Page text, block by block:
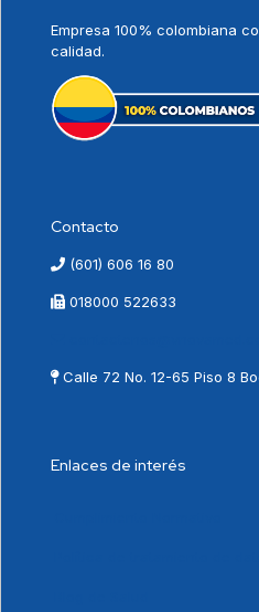
Empresa 100% colombiana
calidad.
Contacto
(601) 606 16 80
018000 522633
Calle 72 No. 12-65 Piso 8
Enlaces de interés